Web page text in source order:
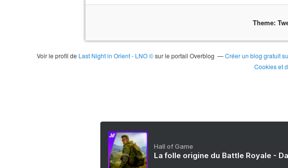
Theme:
Voir le profil de Last Night in Orient - LNO ©sur le portail Overblog Créer un blog gratuit
Cookies et
Hall of Game
La folle origine du Battle Royale -